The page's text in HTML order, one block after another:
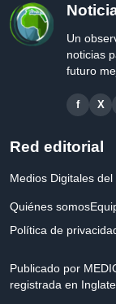
Un
noticias
futuro
f X
Red editorial
Medios Digitales del
Quiénes somos
Política de
Publicado por
registrada en